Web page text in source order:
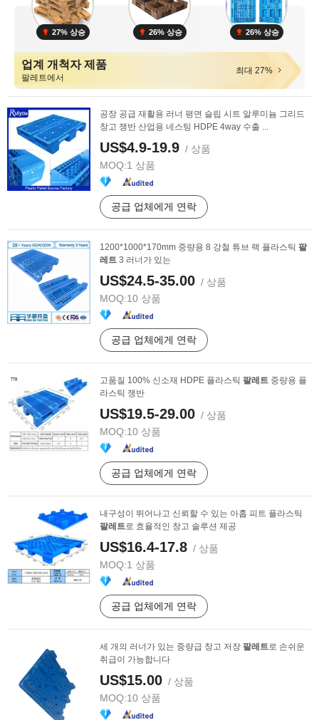
27% 상승 26% 상승 26% 상승
업계 개척자 제품
팔레트에서
최대 27%
공장 공급 재활용 러너 평면 슬립 시트 알루미늄 그리드
창고 쟁반 산업용 네스팅 HDPE 4way 수출 ...
US$4.9-19.9 / 상품
MOQ:1 상품
공급 업체에게 연락
1200*1000*170mm 중량용 8 강철 튜브 랙 플라스틱 팔
레트 3 러너가 있는
US$24.5-35.00 / 상품
MOQ:10 상품
공급 업체에게 연락
고품질 100% 신소재 HDPE 플라스틱 팔레트 중량용 플
라스틱 쟁반
US$19.5-29.00 / 상품
MOQ:10 상품
공급 업체에게 연락
내구성이 뛰어나고 신뢰할 수 있는 아홉 피트 플라스틱
팔레트로 효율적인 창고 솔루션 제공
US$16.4-17.8 / 상품
MOQ:1 상품
공급 업체에게 연락
세 개의 러너가 있는 중량급 창고 저장 팔레트로 손쉬운
취급이 가능합니다
US$15.00 / 상품
MOQ:10 상품